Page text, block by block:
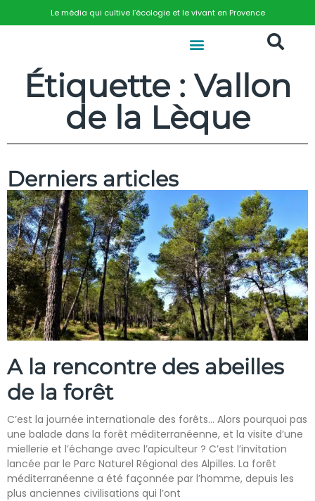
Le média qui cultive l’écologie et le vivant en Provence
Étiquette : Vallon
de la Lèque
Derniers articles
A la rencontre des abeilles
de la forêt
C’est la journée internationale des forêts… Alors pourquoi pas
une balade dans la forêt méditerranéenne, et la visite d’une
miellerie et l’échange avec l’apiculteur ? C’est l’invitation
lancée par le Parc Naturel Régional des Alpilles. La forêt
méditerranéenne a été façonnée par l’homme, depuis les
plus anciennes civilisations qui l’ont